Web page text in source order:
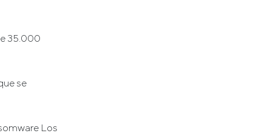
35.000
se
Los